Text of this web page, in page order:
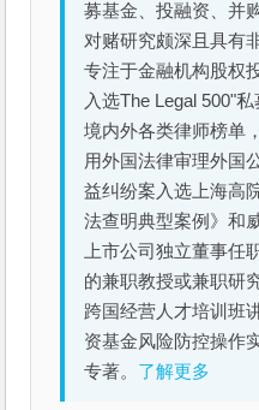
募基金、投融资、并
对赌研究颇深且具有
专注于金融机构股权
入选The Legal 500"
境内外各类律师榜单
用外国法律审理外国
益纠纷案入选上海高
法查明典型案例》和
上市公司独立董事任
的兼职教授或兼职研
跨国经营人才培训班
资基金风险防控操作
专著。 了解更多